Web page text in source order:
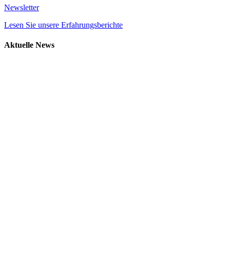
Newsletter
Lesen Sie unsere Erfahrungsberichte
Aktuelle News